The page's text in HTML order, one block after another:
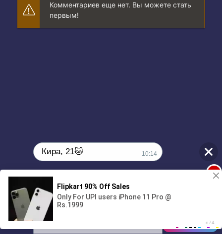
Комментариев еще нет. Вы можете стать
первым!
01/07
00:00
Кира, 21🐱 10:14
Поиграешь со мной? 💖🐾
1